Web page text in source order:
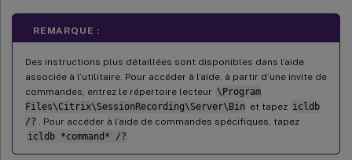
REMARQUE :
Des instructions plus détaillées sont disponibles dans l’aide
associée à l’utilitaire. Pour accéder à l’aide, à partir d’une invite de
commandes, entrez le répertoire lecteur \Program
Files\Citrix\SessionRecording\Server\Bin et tapez icldb
/?
. Pour accéder à l’aide de commandes spécifiques, tapez
icldb *command* /?